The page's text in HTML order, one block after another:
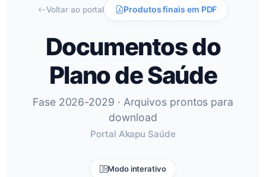
Voltar ao portal Produtos finais em PDF
Documentos do
Plano de Saúde
Fase 2026-2029 · Arquivos prontos para
download
Portal Akapu Saúde
Modo interativo